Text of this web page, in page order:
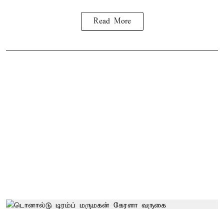
Read More